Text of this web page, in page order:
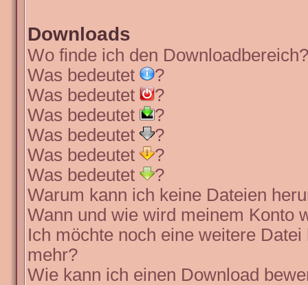
Downloads
Wo finde ich den Downloadbereich?
Was bedeutet
?
Was bedeutet
?
Was bedeutet
?
Was bedeutet
?
Was bedeutet
?
Was bedeutet
?
Warum kann ich keine Dateien
Wann und wie wird meinem Konto
Ich möchte noch eine weitere
mehr?
Wie kann ich einen Download